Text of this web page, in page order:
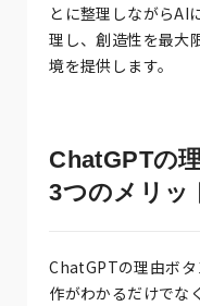
とに整理しながらAI
理し、創造性を最大
境を提供します。
ChatGPTの
3つのメリッ
ChatGPTの理由ボ
作がわかるだけでな